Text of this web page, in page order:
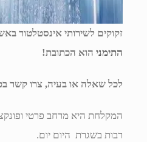
זקוקים לשירותי אינסטלטור
התימני הוא הכתובת!
לכל שאלה או בעיה, צרו קשר בטל' – 052-
המקלחת היא מרחב פרטי
רבות בשגרת היום יום.